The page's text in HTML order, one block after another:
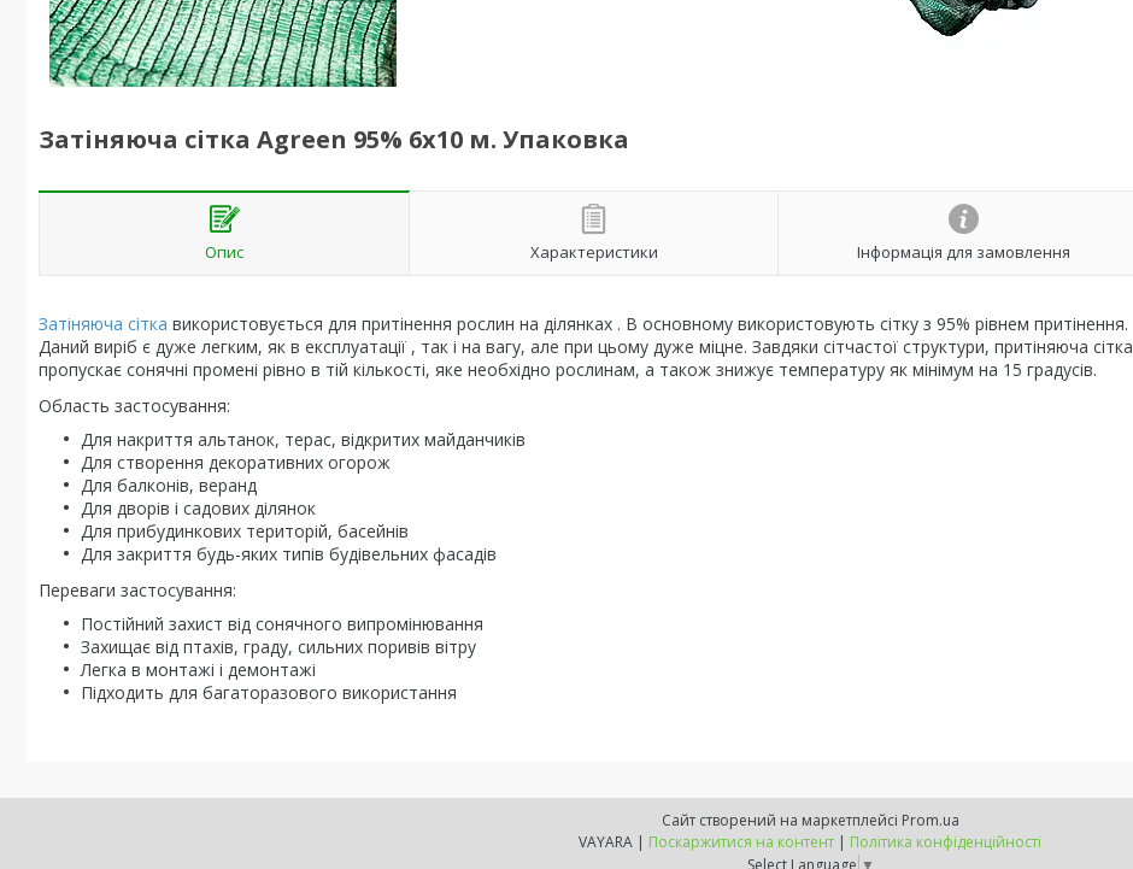
Затіняюча сітка Agreen 95% 6x10 м. Упаковка
Опис Характеристики Інформація для замовлення
Затіняюча сітка використовується для притінення рослин на ділянках . В основному використовують сітку з 95% рівнем притінення.
Даний виріб є дуже легким, як в експлуатації , так і на вагу, але при цьому дуже міцне. Завдяки сітчастої структури, притіняюча сітка
пропускає сонячні промені рівно в тій кількості, яке необхідно рослинам, а також знижує температуру як мінімум на 15 градусів.
Область застосування:
Для накриття альтанок, терас, відкритих майданчиків
Для створення декоративних огорож
Для балконів, веранд
Для дворів і садових ділянок
Для прибудинкових територій, басейнів
Для закриття будь-яких типів будівельних фасадів
Переваги застосування:
Постійний захист від сонячного випромінювання
Захищає від птахів, граду, сильних поривів вітру
Легка в монтажі і демонтажі
Підходить для багаторазового використання
Сайт створений на маркетплейсі Prom.ua
VAYARA | Поскаржитися на контент | Політика конфіденційності
Select Language ▼